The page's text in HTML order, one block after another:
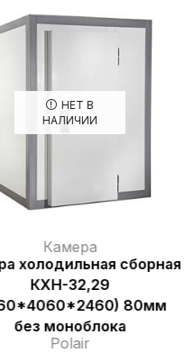
НЕТ В
НАЛИЧИИ
Камера
холодильная сборная
КХН-32,29
80мм
без моноблока
Polair